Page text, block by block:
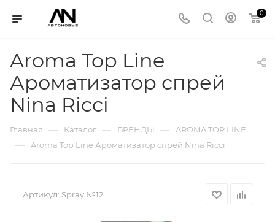
0
Aroma Top Line
Ароматизатор спрей
Nina Ricci
Главная — Каталог — БРЕНДЫ — AROMA TOP LINE
— Aroma Top Line Ароматизатор спрей Nina Ricci
Артикул: Spray №12